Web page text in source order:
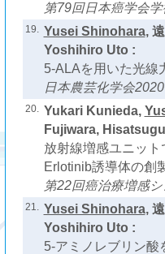
第79回日本癌学会
19. Yusei Shinohara,
Yoshihiro Uto :
5-ALAを用いた光線
日本農芸化学会
20. Yukari Kunieda,
Fujiwara,
放射線増感ユニッ
Erlotinib誘導体の創
第22回癌治療増感
21. Yusei Shinohara,
Yoshihiro Uto :
5-アミノレブリン酸